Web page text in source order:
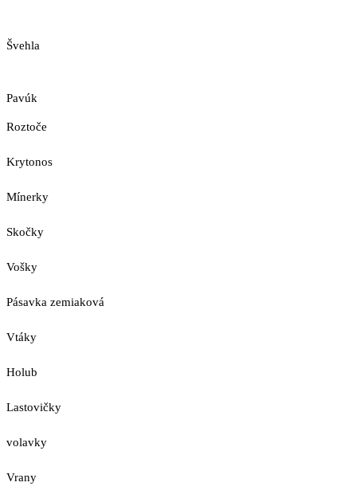
Švehla
Pavúk
Roztoče
Krytonos
Mínerky
Skočky
Vošky
Pásavka zemiaková
Vtáky
Holub
Lastovičky
volavky
Vrany